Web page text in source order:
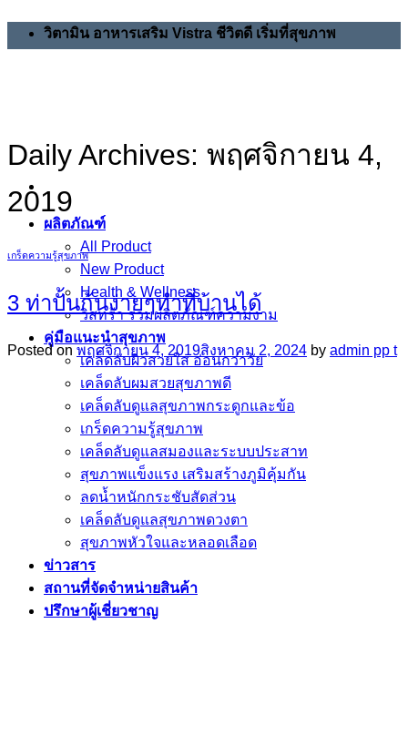
วิตามิน อาหารเสริม Vistra ชีวิตดี เริ่มที่สุขภาพ
ผลิตภัณฑ์
All Product
New Product
Health & Wellness
วิสทร้า รวมผลิตภัณฑ์ความงาม
คู่มือแนะนำสุขภาพ
เคล็ดลับผิวสวยใส อ่อนกว่าวัย
เคล็ดลับผมสวยสุขภาพดี
เคล็ดลับดูแลสุขภาพกระดูกและข้อ
เกร็ดความรู้สุขภาพ
เคล็ดลับดูแลสมองและระบบประสาท
สุขภาพแข็งแรง เสริมสร้างภูมิคุ้มกัน
ลดน้ำหนักกระชับสัดส่วน
เคล็ดลับดูแลสุขภาพดวงตา
สุขภาพหัวใจและหลอดเลือด
ข่าวสาร
สถานที่จัดจำหน่ายสินค้า
ปรึกษาผู้เชี่ยวชาญ
Daily Archives: พฤศจิกายน 4,
2019
เกร็ดความรู้สุขภาพ
3 ท่าปั้นก้นง่ายๆทำที่บ้านได้
Posted on พฤศจิกายน 4, 2019สิงหาคม 2, 2024 by admin pp t